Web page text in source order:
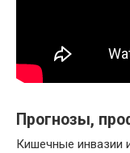
Прогнозы,
Кишечные инвазии